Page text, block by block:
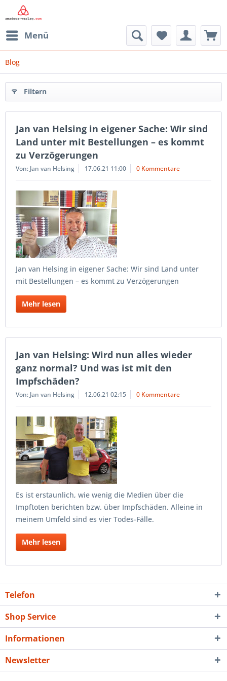
Menü
Blog
Filtern
Jan van Helsing in eigener Sache: Wir sind
Land unter mit Bestellungen – es kommt
zu Verzögerungen
Von: Jan van Helsing 17.06.21 11:00 0 Kommentare
Jan van Helsing in eigener Sache: Wir sind Land unter
mit Bestellungen – es kommt zu Verzögerungen
Mehr lesen
Jan van Helsing: Wird nun alles wieder
ganz normal? Und was ist mit den
Impfschäden?
Von: Jan van Helsing 12.06.21 02:15 0 Kommentare
Es ist erstaunlich, wie wenig die Medien über die
Impftoten berichten bzw. über Impfschäden. Alleine in
meinem Umfeld sind es vier Todes-Fälle.
Mehr lesen
Telefon
Shop Service
Informationen
Newsletter